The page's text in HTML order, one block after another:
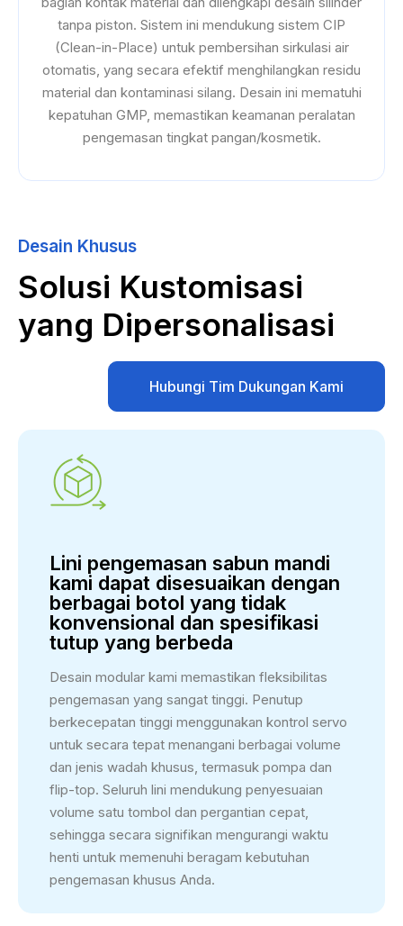
tanpa piston. Sistem ini mendukung sistem CIP
(Clean-in-Place) untuk pembersihan sirkulasi air
otomatis, yang secara efektif menghilangkan residu
material dan kontaminasi silang. Desain ini mematuhi
kepatuhan GMP, memastikan keamanan peralatan
pengemasan tingkat pangan/kosmetik.
Desain Khusus
Solusi Kustomisasi
yang Dipersonalisasi
Hubungi Tim Dukungan Kami
Lini pengemasan sabun mandi
kami dapat disesuaikan dengan
berbagai botol yang tidak
konvensional dan spesifikasi
tutup yang berbeda
Desain modular kami memastikan fleksibilitas
pengemasan yang sangat tinggi. Penutup
berkecepatan tinggi menggunakan kontrol servo
untuk secara tepat menangani berbagai volume
dan jenis wadah khusus, termasuk pompa dan
flip-top. Seluruh lini mendukung penyesuaian
volume satu tombol dan pergantian cepat,
sehingga secara signifikan mengurangi waktu
henti untuk memenuhi beragam kebutuhan
pengemasan khusus Anda.